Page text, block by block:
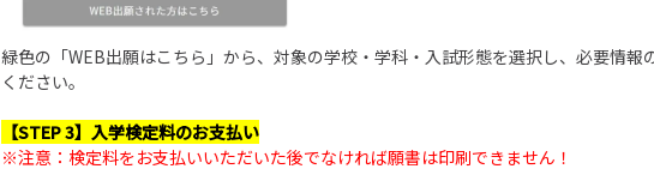
緑色の「WEB出願はこちら」から、対象の学校・学科・入試形態を選択し、必要情報
ください。
【STEP 3】入学検定料のお支払い
※注意：検定料をお支払いいただいた後でなければ願書は印刷できません！